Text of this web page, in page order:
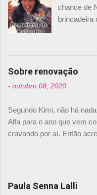
chance de
brincadeira
de abril –,
comprado
com isso,
foi
Daniele
não será o
2010. "Na
de Piquet",
dois
não tem
Nelson
Sobre renovação
- outubro 08, 2020
Segundo Kimi, não há
Alfa para o ano que vem
cravando por aí. Então
truth but I’ve never had
should, pretty much, tell
#AlfaRomeoRacing
Paula Senna Lalli